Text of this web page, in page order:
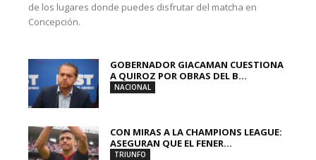
de los lugares donde puedes disfrutar del matcha en
Concepción.
GOBERNADOR GIACAMAN CUESTIONA
A QUIROZ POR OBRAS DEL B...
NACIONAL
CON MIRAS A LA CHAMPIONS LEAGUE:
ASEGURAN QUE EL FENER...
TRIUNFO